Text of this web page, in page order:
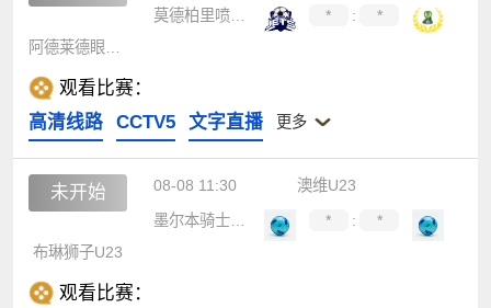
莫德柏里喷射机后备队
* :
*
观看比赛：
高清线路
CCTV5 文字直播 更多
未开始 08-08 11:30
澳维U23
墨尔本骑士U23
* :
*
布琳狮子U23
观看比赛：